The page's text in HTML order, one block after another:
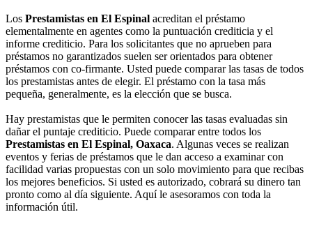
Los Prestamistas en El Espinal acreditan el préstamo
elementalmente en agentes como la puntuación crediticia y el
informe crediticio. Para los solicitantes que no aprueben para
préstamos no garantizados suelen ser orientados para obtener
préstamos con co-firmante. Usted puede comparar las tasas de todos
los prestamistas antes de elegir. El préstamo con la tasa más
pequeña, generalmente, es la elección que se busca.
Hay prestamistas que le permiten conocer las tasas evaluadas sin
dañar el puntaje crediticio. Puede comparar entre todos los
Prestamistas en El Espinal, Oaxaca. Algunas veces se realizan
eventos y ferias de préstamos que le dan acceso a examinar con
facilidad varias propuestas con un solo movimiento para que recibas
los mejores beneficios. Si usted es autorizado, cobrará su dinero tan
pronto como al día siguiente. Aquí le asesoramos con toda la
información útil.